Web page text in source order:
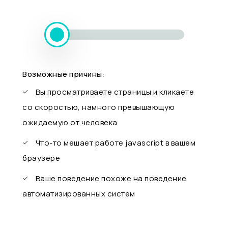
Возможные причины:
Вы просматриваете страницы и кликаете
со скоростью, намного превышающую
ожидаемую от человека
Что-то мешает работе javascript в вашем
браузере
Ваше поведение похоже на поведение
автоматизированных систем